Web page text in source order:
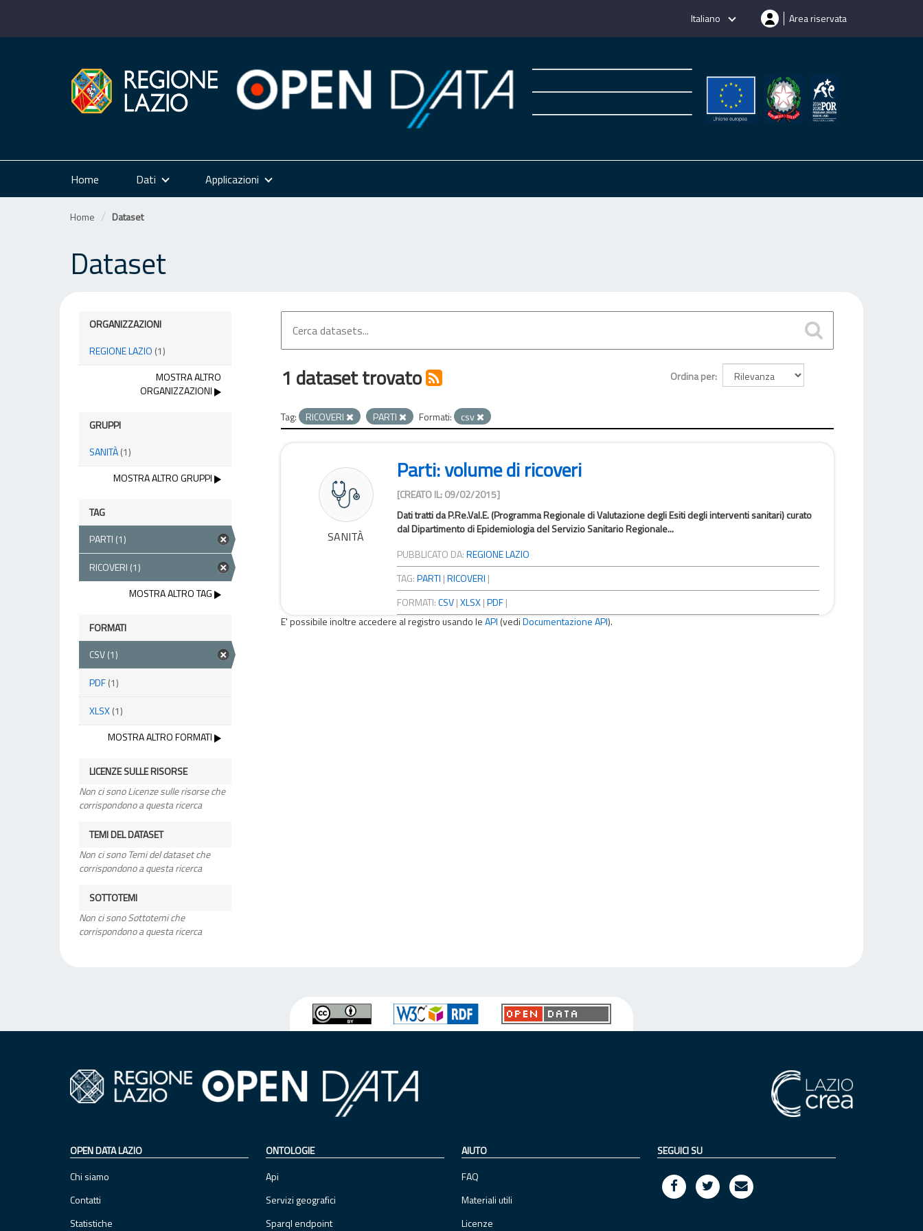
Italiano Area riservata
Home Dati Applicazioni
Home Dataset
Dataset
ORGANIZZAZIONI
REGIONE LAZIO (1)
MOSTRA ALTRO
ORGANIZZAZIONI
GRUPPI
SANITÀ(1)
MOSTRA ALTRO GRUPPI
TAG
PARTI (1)
RICOVERI (1)
MOSTRA ALTRO TAG
FORMATI
CSV(1)
PDF(1)
XLSX(1)
MOSTRA ALTRO FORMATI
LICENZE SULLE RISORSE
Non ci sono Licenze sulle risorse che
corrispondono a questa ricerca
TEMI DEL DATASET
Non ci sono Temi del dataset che
corrispondono a questa ricerca
SOTTOTEMI
Non ci sono Sottotemi che
corrispondono a questa ricerca
Ordina per
1 dataset trovato
Tag: RICOVERI PARTI Formati: csv
SANITÀ
Parti: volume di ricoveri
[CREATO IL: 09/02/2015]
Dati tratti da P.Re.Val.E. (Programma Regionale di Valutazione degli Esiti degli interventi sanitari) curato
dal Dipartimento di Epidemiologia del Servizio Sanitario Regionale...
PUBBLICATO DA:REGIONE LAZIO
TAG:PARTI |RICOVERI |
FORMATI:CSV |XLSX |PDF |
E' possibile inoltre accedere al registro usando leAPI (vediDocumentazione API).
OPEN DATA LAZIO
Chi siamo
Contatti
Statistiche
ONTOLOGIE
Api
Servizi geografici
Sparql endpoint
AIUTO
FAQ
Materiali utili
Licenze
SEGUICI SU